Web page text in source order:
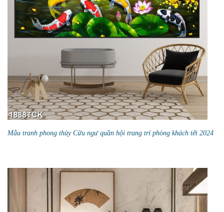
Mẫu tranh phong thủy Cửu ngư quần hội trang trí phòng khách tết 2024